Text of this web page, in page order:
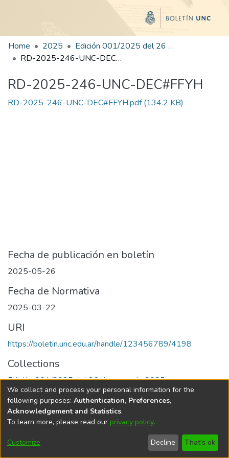
Home 2025
Edición 001/2025 del 26 de mayo de 2025
RD-2025-246-UNC-DEC#FFYH
RD-2025-246-UNC-DEC#FFYH
RD-2025-246-UNC-DEC#FFYH.pdf(134.2 KB)
Fecha de publicación en boletín
2025-05-26
Fecha de Normativa
2025-03-22
URI
https://boletin.unc.edu.ar/handle/123456789/4198
Collections
Edición 001/2025 del 26 de mayo de 2025
Universidad Nacional de Córdoba
We collect and process your personal information for the
following purposes: Authentication, Preferences,
Acknowledgement and Statistics.
To learn more, please read our privacy policy.
Customize Decline That's ok